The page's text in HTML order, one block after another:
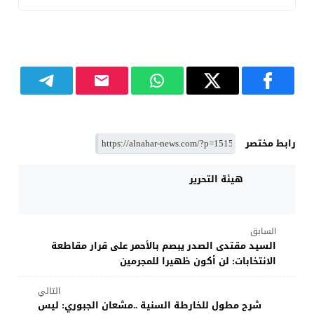
رابط مختصر
هيئة التحرير
السابق
السيد مقتدى الصدر يبصم بالأحمر على قرار مقاطعة
الانتخابات: لن أكون ظهيرا للمجرمين
التالي
شرح مطول للخارطة السنية ..مشعان الجبوري: ليس